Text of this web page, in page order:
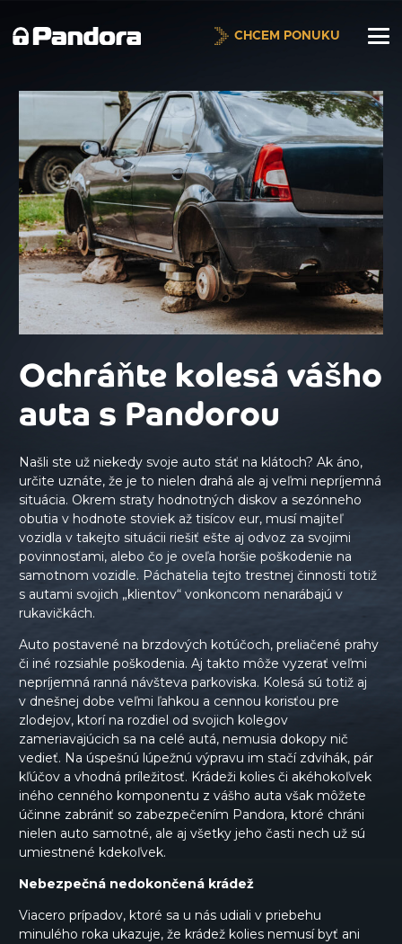
CHCEM PONUKU
Ochráňte kolesá vášho
auta s Pandorou
Našli ste už niekedy svoje auto stáť na klátoch? Ak áno,
určite uznáte, že je to nielen drahá ale aj veľmi nepríjemná
situácia. Okrem straty hodnotných diskov a sezónneho
obutia v hodnote stoviek až tisícov eur, musí majiteľ
vozidla v takejto situácii riešiť ešte aj odvoz za svojimi
povinnosťami, alebo čo je oveľa horšie poškodenie na
samotnom vozidle. Páchatelia tejto trestnej činnosti totiž
s autami svojich „klientov“ vonkoncom nenarábajú v
rukavičkách.
Auto postavené na brzdových kotúčoch, preliačené prahy
či iné rozsiahle poškodenia. Aj takto môže vyzerať veľmi
nepríjemná ranná návšteva parkoviska. Kolesá sú totiž aj
v dnešnej dobe veľmi ľahkou a cennou korisťou pre
zlodejov, ktorí na rozdiel od svojich kolegov
zameriavajúcich sa na celé autá, nemusia dokopy nič
vedieť. Na úspešnú lúpežnú výpravu im stačí zdvihák, pár
kľúčov a vhodná príležitosť. Krádeži kolies či akéhokoľvek
iného cenného komponentu z vášho auta však môžete
účinne zabrániť so zabezpečením Pandora, ktoré chráni
nielen auto samotné, ale aj všetky jeho časti nech už sú
umiestnené kdekoľvek.
Nebezpečná nedokončená krádež
Viacero prípadov, ktoré sa u nás udiali v priebehu
minulého roka ukazuje, že krádež kolies nemusí byť ani